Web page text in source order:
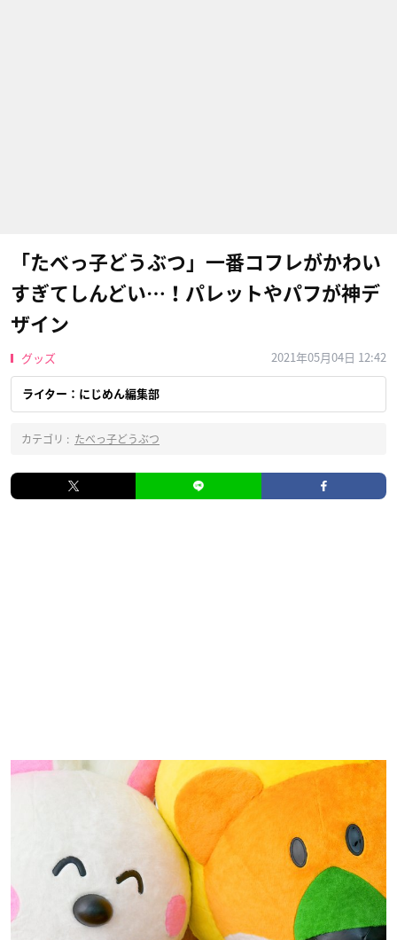
「たべっ子どうぶつ」一番コフレがかわい
すぎてしんどい…！パレットやパフが神デ
ザイン
グッズ 2021年05月04日 12:42
ライター：にじめん編集部
カテゴリ : たべっ子どうぶつ